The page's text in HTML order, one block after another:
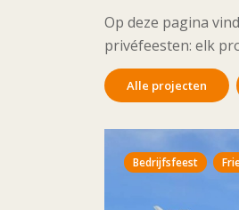
Op deze pagina
privéfeesten: elk
Alle projecten
Bedrijfsfeest